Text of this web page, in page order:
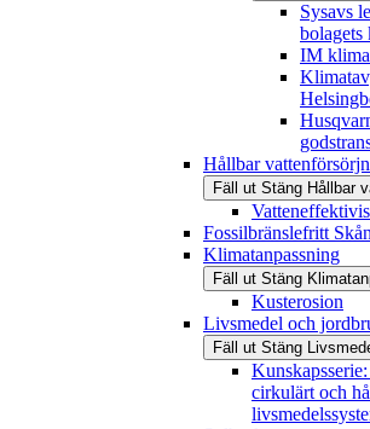
Sysavs
IM
Hållbar
Fäll ut Stäng Hållbar
Fossilbränslefritt
Klimatanpassning
Fäll ut Stäng
Kusterosion
Livsmedel och
Fäll ut Stäng
cirkulärt och